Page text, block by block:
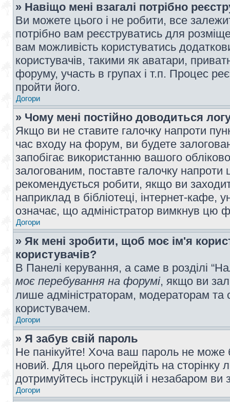
» Навіщо мені взагалі потрібно
Ви можете цього і не робити, все
потрібно вам реєструватись для
вам можливість користуватись
користувачів, такими як аватари,
форуму, участь в групах і т.п. Процес
пройти його.
Догори
» Чому мені постійно доводиться
Якщо ви не ставите галочку напроти
час входу на форум, ви будете
запобігає використанню вашого
залогованим, поставте галочку
рекомендується робити, якщо ви
наприклад в бібліотеці, інтернет-кафе,
означає, що адміністратор вимкнув цю
Догори
» Як мені зробити, щоб моє ім'я
користувачів?
В Панелі керування, а саме в розділі
моє перебування на форумі, якщо ви
лише адміністраторам, модераторам
користувачем.
Догори
» Я забув свій пароль
Не панікуйте! Хоча ваш пароль не може
новий. Для цього перейдіть на сторінку
дотримуйтесь інструкцій і незабаром
Догори